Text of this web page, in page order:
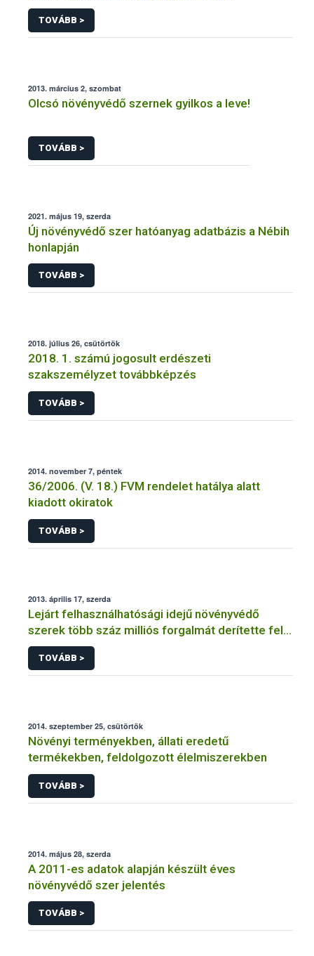
TOVÁBB >
2013. március 2, szombat
Olcsó növényvédő szernek gyilkos a leve!
TOVÁBB >
2021. május 19, szerda
Új növényvédő szer hatóanyag adatbázis a Nébih
honlapján
TOVÁBB >
2018. július 26, csütörtök
2018. 1. számú jogosult erdészeti
szakszemélyzet továbbképzés
TOVÁBB >
2014. november 7, péntek
36/2006. (V. 18.) FVM rendelet hatálya alatt
kiadott okiratok
TOVÁBB >
2013. április 17, szerda
Lejárt felhasználhatósági idejű növényvédő
szerek több száz milliós forgalmát derítette fel a
NÉBIH
TOVÁBB >
2014. szeptember 25, csütörtök
Növényi terményekben, állati eredetű
termékekben, feldolgozott élelmiszerekben
TOVÁBB >
2014. május 28, szerda
A 2011-es adatok alapján készült éves
növényvédő szer jelentés
TOVÁBB >